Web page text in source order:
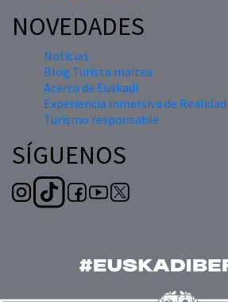
NOVEDADES
Noticias
Blog Turista maitea
Acerca de Euskadi
Experiencia inmersiva de
Turismo responsable
SÍGUENOS